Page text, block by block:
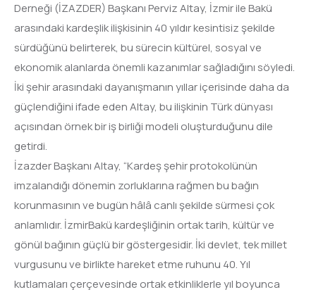
Derneği (İZAZDER) Başkanı Perviz Altay, İzmir ile Bakü
arasındaki kardeşlik ilişkisinin 40 yıldır kesintisiz şekilde
sürdüğünü belirterek, bu sürecin kültürel, sosyal ve
ekonomik alanlarda önemli kazanımlar sağladığını söyledi.
İki şehir arasındaki dayanışmanın yıllar içerisinde daha da
güçlendiğini ifade eden Altay, bu ilişkinin Türk dünyası
açısından örnek bir iş birliği modeli oluşturduğunu dile
getirdi.
İzazder Başkanı Altay, “Kardeş şehir protokolünün
imzalandığı dönemin zorluklarına rağmen bu bağın
korunmasının ve bugün hâlâ canlı şekilde sürmesi çok
anlamlıdır. İzmirBakü kardeşliğinin ortak tarih, kültür ve
gönül bağının güçlü bir göstergesidir. İki devlet, tek millet
vurgusunu ve birlikte hareket etme ruhunu 40. Yıl
kutlamaları çerçevesinde ortak etkinliklerle yıl boyunca